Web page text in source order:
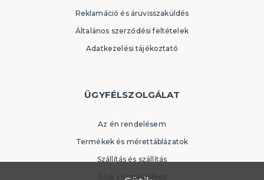
Reklamáció és áruvisszaküldés
Általános szerződési feltételek
Adatkezelési tájékoztató
ÜGYFÉLSZOLGÁLAT
Az én rendelésem
Termékek és mérettáblázatok
Szállítás és szállítás
Áruk visszaküldése